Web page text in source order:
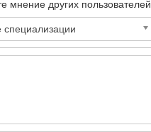
других пользователей.
специализации